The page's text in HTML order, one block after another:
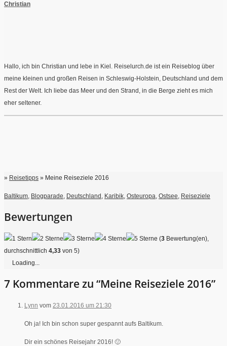
Christian
Hallo, ich bin Christian und lebe in Kiel. Reiselurch.de ist ein Reiseblog über
meine kleinen und großen Reisen in Schleswig-Holstein, Deutschland und dem
Rest der Welt. Ich liebe das Meer und den Strand, in die Berge zieht es mich
eher seltener.
» Reisetipps » Meine Reiseziele 2016
Baltikum, Blogparade, Deutschland , Karibik, Osteuropa, Ostsee, Reiseziele
Bewertungen
(3 Bewertung(en),
durchschnittlich 4,33 von 5)
Loading...
7 Kommentare zu “Meine Reiseziele 2016”
Lynn vom 23.01.2016 um 21:30
Oh ja! Ich bin schon super gespannt aufs Baltikum.
Dir ein schönes Reisejahr 2016! 🙂